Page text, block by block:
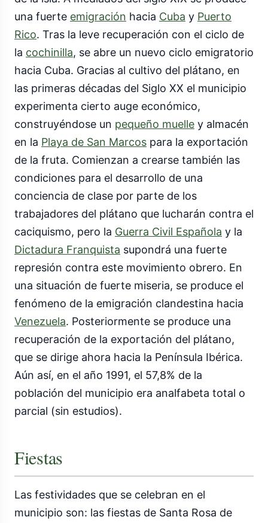
una fuerte emigración hacia Cuba y Puerto
Rico. Tras la leve recuperación con el ciclo de
la cochinilla, se abre un nuevo ciclo emigratorio
hacia Cuba. Gracias al cultivo del plátano, en
las primeras décadas del Siglo XX el municipio
experimenta cierto auge económico,
construyéndose un pequeño muelle y almacén
en la Playa de San Marcos para la exportación
de la fruta. Comienzan a crearse también las
condiciones para el desarrollo de una
conciencia de clase por parte de los
trabajadores del plátano que lucharán contra el
caciquismo, pero la Guerra Civil Española y la
Dictadura Franquista supondrá una fuerte
represión contra este movimiento obrero. En
una situación de fuerte miseria, se produce el
fenómeno de la emigración clandestina hacia
Venezuela. Posteriormente se produce una
recuperación de la exportación del plátano,
que se dirige ahora hacia la Península Ibérica.
Aún así, en el año 1991, el 57,8% de la
población del municipio era analfabeta total o
parcial (sin estudios).
Fiestas
Las festividades que se celebran en el
municipio son: las fiestas de Santa Rosa de